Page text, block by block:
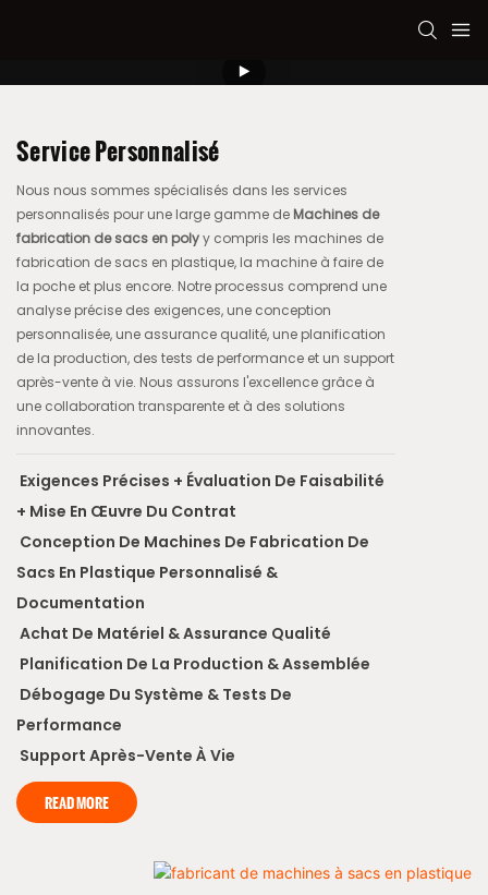
Service Personnalisé
Nous nous sommes spécialisés dans les services
personnalisés pour une large gamme de Machines de
fabrication de sacs en polyy compris les machines de
fabrication de sacs en plastique, la machine à faire de
la poche et plus encore. Notre processus comprend une
analyse précise des exigences, une conception
personnalisée, une assurance qualité, une planification
de la production, des tests de performance et un support
après-vente à vie. Nous assurons l'excellence grâce à
une collaboration transparente et à des solutions
innovantes.
Exigences Précises + Évaluation De Faisabilité
+ Mise En Œuvre Du Contrat
Conception De Machines De Fabrication De
Sacs En Plastique Personnalisé &
Documentation
Achat De Matériel & Assurance Qualité
Planification De La Production & Assemblée
Débogage Du Système & Tests De
Performance
Support Après-Vente À Vie
READ MORE